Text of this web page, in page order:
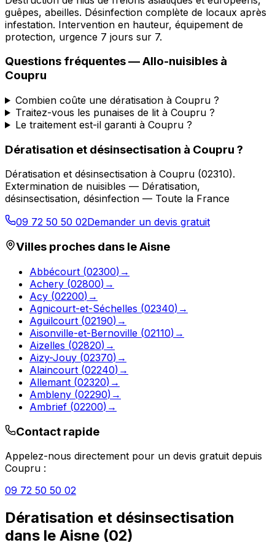
guêpes, abeilles. Désinfection complète de locaux après
infestation. Intervention en hauteur, équipement de
protection, urgence 7 jours sur 7.
Questions fréquentes —Allo-nuisibles à
Coupru
Combien coûte une dératisation à Coupru ?
Traitez-vous les punaises de lit à Coupru ?
Le traitement est-il garanti à Coupru ?
Dératisation et désinsectisation à Coupru ?
Dératisation et désinsectisation à Coupru (02310).
Extermination de nuisibles — Dératisation,
désinsectisation, désinfection — Toute la France
09 72 50 50 02Demander un devis gratuit
Villes proches dans leAisne
Abbécourt (02300) →
Achery (02800) →
Acy (02200) →
Agnicourt-et-Séchelles (02340) →
Aguilcourt (02190) →
Aisonville-et-Bernoville (02110) →
Aizelles (02820) →
Aizy-Jouy (02370) →
Alaincourt (02240) →
Allemant (02320) →
Ambleny (02290) →
Ambrief (02200) →
Contact rapide
Appelez-nous directement pour un devis gratuit depuis
Coupru :
09 72 50 50 02
Dératisation et désinsectisation
dans le Aisne (02)